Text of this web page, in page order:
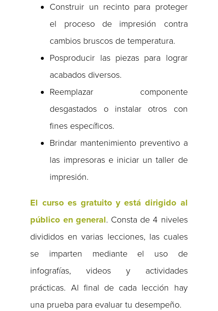
Construir un recinto para proteger
el proceso de impresión contra
cambios bruscos de temperatura.
Posproducir las piezas para lograr
acabados diversos.
Reemplazar componente
desgastados o instalar otros con
fines específicos.
Brindar mantenimiento preventivo a
las impresoras e iniciar un taller de
impresión.
El curso es gratuito y está dirigido al
público en general. Consta de 4 niveles
divididos en varias lecciones, las cuales
se imparten mediante el uso de
infografías, videos y actividades
prácticas. Al final de cada lección hay
una prueba para evaluar tu desempeño.